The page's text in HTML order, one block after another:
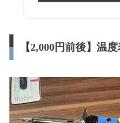
【2,000円前後】温